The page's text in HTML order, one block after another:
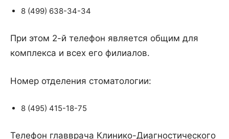
8 (499) 638-34-34
При этом 2-й телефон является общим для
комплекса и всех его филиалов.
Номер отделения стоматологии:
8 (495) 415-18-75
Телефон главврача Клинико-Диагностического